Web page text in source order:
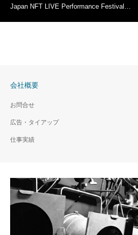
Japan NFT LIVE Performance Festival…
会社概要
お問合せ
広告・タイアップ
仕事実績